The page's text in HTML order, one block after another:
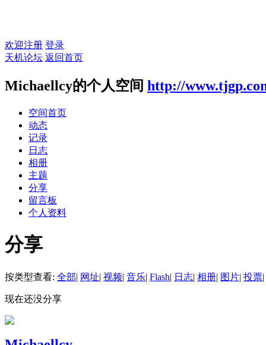
欢迎注册 登录
天机论坛 返回首页
Michaellcy的个人空间 http://
空间首页
动态
记录
日志
相册
主题
分享
留言板
个人资料
分享
按类型查看: 全部| 网址| 视频| 音乐| Flash| 日志| 相册| 图片| 投票|
现在还没分享